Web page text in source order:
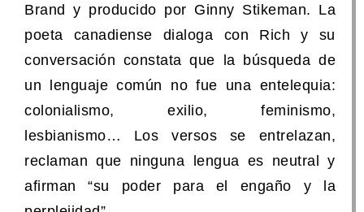
Brand y producido por Ginny Stikeman. La
poeta canadiense dialoga con Rich y su
conversación constata que la búsqueda de
un lenguaje común no fue una entelequia:
colonialismo, exilio, feminismo,
lesbianismo… Los versos se entrelazan,
reclaman que ninguna lengua es neutral y
afirman “su poder para el engaño y la